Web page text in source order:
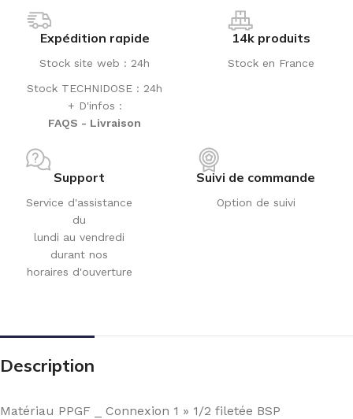
Expédition rapide
Stock site web : 24h
Stock TECHNIDOSE : 24h
+ D'infos :
FAQS - Livraison
14k produits
Stock en France
Support
Service d'assistance
du
lundi au vendredi
durant nos
horaires d'ouverture
Suivi de commande
Option de suivi
Description
Matériau PPGF _ Connexion 1 » 1/2 filetée BSP